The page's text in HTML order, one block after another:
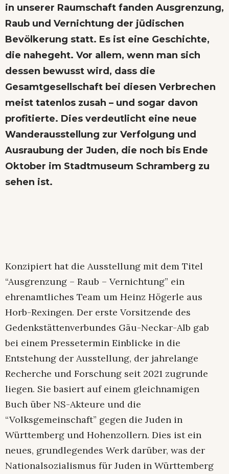
in unserer Raumschaft fanden Ausgrenzung,
Raub und Vernichtung der jüdischen
Bevölkerung statt. Es ist eine Geschichte,
die nahegeht. Vor allem, wenn man sich
dessen bewusst wird, dass die
Gesamtgesellschaft bei diesen Verbrechen
meist tatenlos zusah – und sogar davon
profitierte. Dies verdeutlicht eine neue
Wanderausstellung zur Verfolgung und
Ausraubung der Juden, die noch bis Ende
Oktober im Stadtmuseum Schramberg zu
sehen ist.
Konzipiert hat die Ausstellung mit dem Titel
“Ausgrenzung – Raub – Vernichtung” ein
ehrenamtliches Team um Heinz Högerle aus
Horb-Rexingen. Der erste Vorsitzende des
Gedenkstättenverbundes Gäu-Neckar-Alb gab
bei einem Pressetermin Einblicke in die
Entstehung der Ausstellung, der jahrelange
Recherche und Forschung seit 2021 zugrunde
liegen. Sie basiert auf einem gleichnamigen
Buch über NS-Akteure und die
“Volksgemeinschaft” gegen die Juden in
Württemberg und Hohenzollern. Dies ist ein
neues, grundlegendes Werk darüber, was der
Nationalsozialismus für Juden in Württemberg